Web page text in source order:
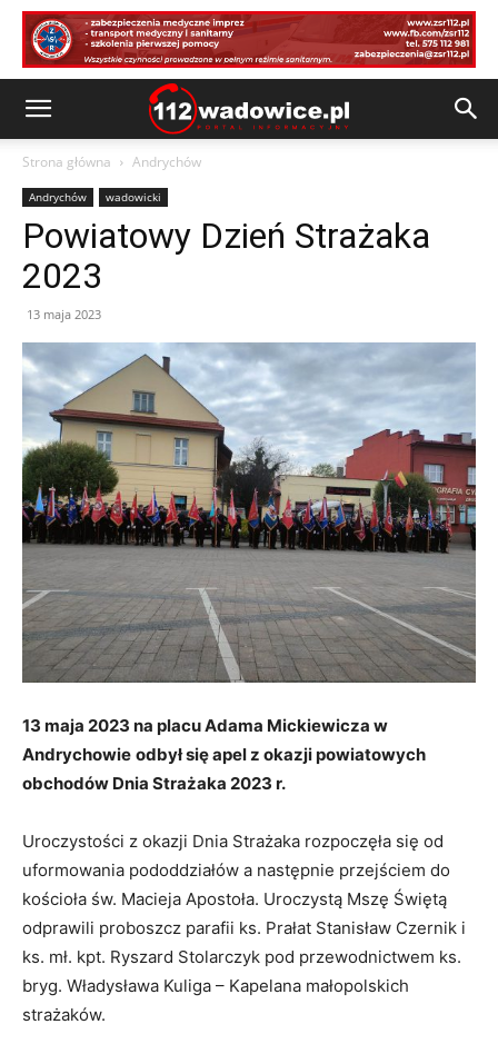
Strona główna Andrychów
Andrychów wadowicki
Powiatowy Dzień Strażaka
2023
13 maja 2023
13 maja 2023 na placu Adama Mickiewicza w
Andrychowie odbył się apel z okazji powiatowych
obchodów Dnia Strażaka 2023 r.
Uroczystości z okazji Dnia Strażaka rozpoczęła się od
uformowania pododdziałów a następnie przejściem do
kościoła św. Macieja Apostoła. Uroczystą Mszę Świętą
odprawili proboszcz parafii ks. Prałat Stanisław Czernik i
ks. mł. kpt. Ryszard Stolarczyk pod przewodnictwem ks.
bryg. Władysława Kuliga – Kapelana małopolskich
strażaków.